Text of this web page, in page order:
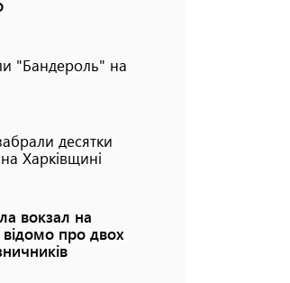
"Бандероль" на
десятки
Харківщині
вокзал на
про двох